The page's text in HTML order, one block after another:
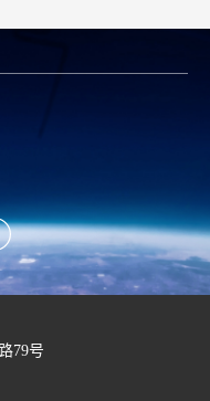
79号